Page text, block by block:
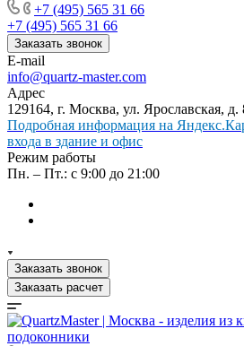
+7 (495) 565 31 66
+7 (495) 565 31 66
Заказать звонок
E-mail
info@quartz-master.com
Адрес
129164, г. Москва, ул. Ярославская,
Подробная информация на
входа в здание и офис
Режим работы
Пн. – Пт.: с 9:00 до 21:00
Заказать звонок
Заказать расчет